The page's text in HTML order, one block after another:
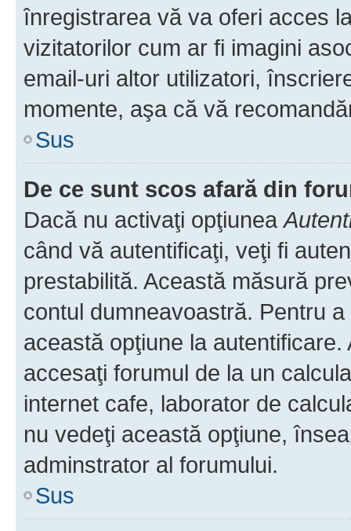
înregistrarea vă va oferi acces
vizitatorilor cum ar fi imagini
email-uri altor utilizatori,
momente, aşa că vă
Sus
De ce sunt scos afară din
Dacă nu activaţi opţiunea
când vă autentificaţi, veţi fi
prestabilită. Această măsură
contul dumneavoastră. Pentru
această opţiune la
accesaţi forumul de la un
internet cafe, laborator de
nu vedeţi această opţiune,
adminstrator al forumului.
Sus